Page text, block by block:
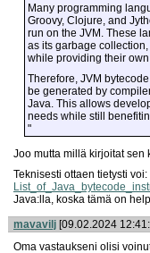
Many programming
Groovy, Clojure, and
run on the JVM. These
as its garbage
while providing their
Therefore, JVM
be generated by
Java. This allows
needs while still
"
Joo mutta millä kirjoitat sen
Teknisesti ottaen tietysti voi:
Java:lla, koska tämä on
mavavilj [09.02.2024
Oma vastaukseni olisi